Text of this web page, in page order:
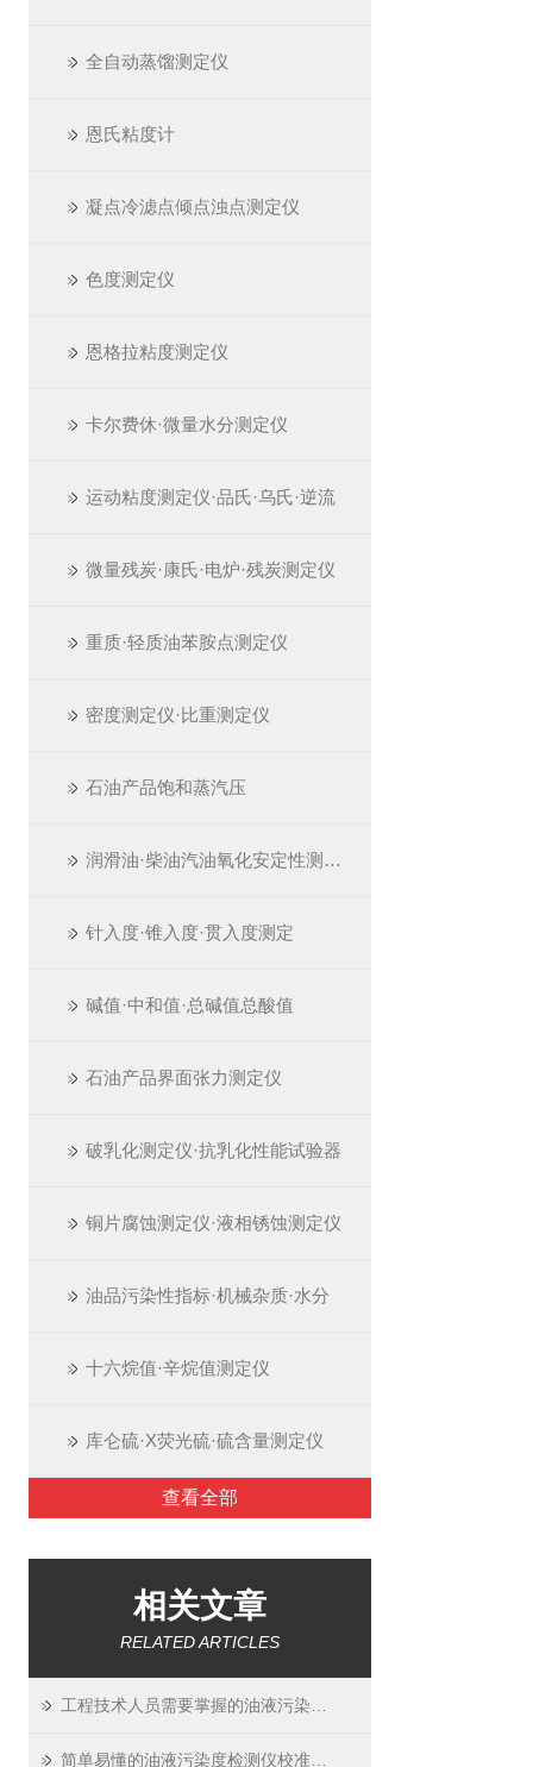
全自动蒸馏测定仪
恩氏粘度计
凝点冷滤点倾点浊点测定仪
色度测定仪
恩格拉粘度测定仪
卡尔费休·微量水分测定仪
运动粘度测定仪·品氏·乌氏·逆流
微量残炭·康氏·电炉·残炭测定仪
重质·轻质油苯胺点测定仪
密度测定仪·比重测定仪
石油产品饱和蒸汽压
润滑油·柴油汽油氧化安定性测定仪
针入度·锥入度·贯入度测定
碱值·中和值·总碱值总酸值
石油产品界面张力测定仪
破乳化测定仪·抗乳化性能试验器
铜片腐蚀测定仪·液相锈蚀测定仪
油品污染性指标·机械杂质·水分
十六烷值·辛烷值测定仪
库仑硫·X荧光硫·硫含量测定仪
查看全部
相关文章
RELATED ARTICLES